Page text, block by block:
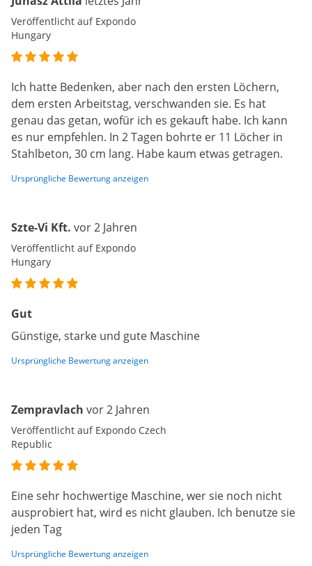
Veröffentlicht auf Expondo
Hungary
Ich hatte Bedenken, aber nach den ersten Löchern,
dem ersten Arbeitstag, verschwanden sie. Es hat
genau das getan, wofür ich es gekauft habe. Ich kann
es nur empfehlen. In 2 Tagen bohrte er 11 Löcher in
Stahlbeton, 30 cm lang. Habe kaum etwas getragen.
Ursprüngliche Bewertung anzeigen
Szte-Vi Kft. vor 2 Jahren
Veröffentlicht auf Expondo
Hungary
Gut
Günstige, starke und gute Maschine
Ursprüngliche Bewertung anzeigen
Zempravlach vor 2 Jahren
Veröffentlicht auf Expondo Czech
Republic
Eine sehr hochwertige Maschine, wer sie noch nicht
ausprobiert hat, wird es nicht glauben. Ich benutze sie
jeden Tag
Ursprüngliche Bewertung anzeigen